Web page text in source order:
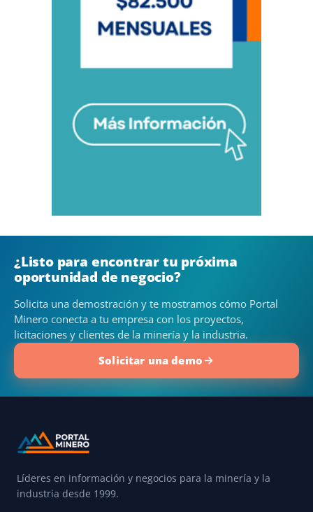
¿Listo para encontrar tu próxima
oportunidad de negocio?
Solicita una demostración y te mostramos cómo Portal
Minero conecta a tu empresa con los proyectos,
licitaciones y clientes de la minería y la industria.
Solicitar una demo
Líderes en información y negocios para la minería y la
industria desde 1999.